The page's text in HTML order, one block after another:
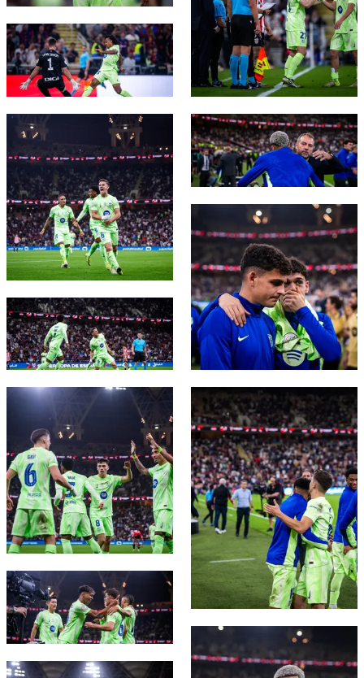
結果
順位表
FC Barcelona club badge
FC Barcelona club badge
FC Barcelona club badge
FC Barcelona club badge
FC Barcelona club badge
FC Barcelona club badge
FC Barcelona club badge
FC Barcelona club badge
FC Barcelona club badge
FC Barcelona club badge